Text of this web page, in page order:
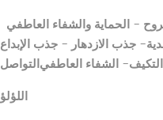
- الحماية والشفاء العاطفي
- جذب الإبداع جذب الازدهار
التواصلالشفاء العاطفي
اللؤلؤ